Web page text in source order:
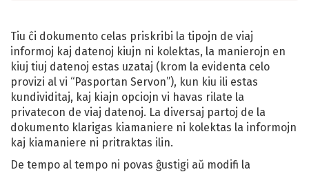
Tiu ĉi dokumento celas priskribi la tipojn de viaj
informoj kaj datenoj kiujn ni kolektas, la manierojn en
kiuj tiuj datenoj estas uzataj (krom la evidenta celo
provizi al vi “Pasportan Servon”), kun kiu ili estas
kundividitaj, kaj kiajn opciojn vi havas rilate la
privatecon de viaj datenoj. La diversaj partoj de la
dokumento klarigas kiamaniere ni kolektas la informojn
kaj kiamaniere ni pritraktas ilin.
De tempo al tempo ni povas ĝustigi aŭ modifi la